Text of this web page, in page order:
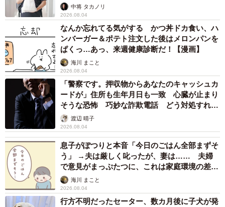
中将 タカノリ
2026.08.04
なんか忘れてる気がする かつ丼ドカ食い、ハ
ンバーガー＆ポテト注文した後はメロンパンを
ぱくっ…あっ、来週健康診断だ！【漫画】
海川 まこと
2026.08.04
「警察です。押収物からあなたのキャッシュカ
ードが」住所も生年月日も一致 心臓が止まり
そうな恐怖 巧妙な詐欺電話 どう対処すれ
ば…渡辺 晴子
2026.08.04
息子がぽつりと本音「今日のごはん全部まずそ
う」 →夫は厳しく叱ったが、妻は…… 夫婦
で意見がまっぷたつに、これは家庭環境の差？
【漫画】
海川 まこと
2026.08.04
行方不明だったセーター、数カ月後に子犬が発